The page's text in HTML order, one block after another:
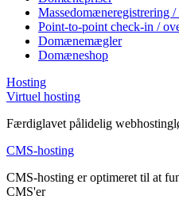
Massedomæneregistrering /
Point-to-point check-in /
Domænemægler
Domæneshop
Hosting
Virtuel hosting
Færdiglavet pålidelig
CMS-hosting
CMS-hosting er optimeret til at
CMS'er